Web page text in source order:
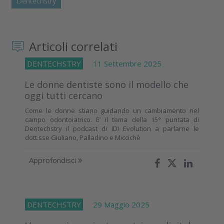
Articoli correlati
DENTECHSTRY 11 Settembre 2025
Le donne dentiste sono il modello che
oggi tutti cercano
Come le donne stiano guidando un cambiamento nel
campo odontoiatrico. E’ il tema della 15° puntata di
Dentechstry il podcast di IDI Evolution a parlarne le
dott.sse Giuliano, Palladino e Miccichè
Approfondisci
DENTECHSTRY 29 Maggio 2025